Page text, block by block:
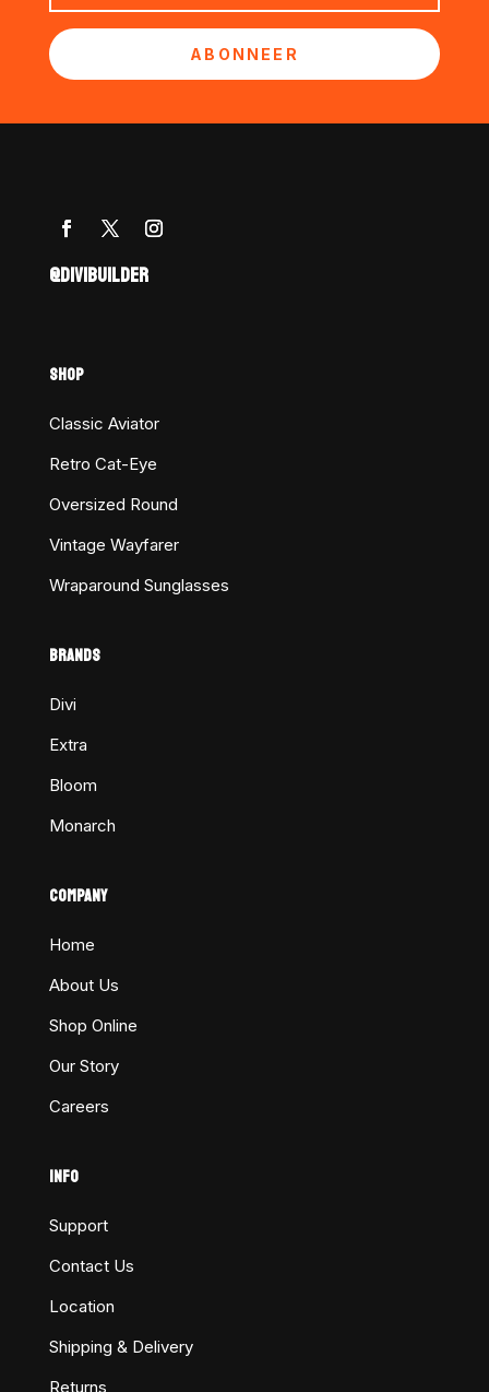
ABONNEER
@DIVIBUILDER
SHOP
Classic Aviator
Retro Cat-Eye
Oversized Round
Vintage Wayfarer
Wraparound Sunglasses
BRANDS
Divi
Extra
Bloom
Monarch
COMPANY
Home
About Us
Shop Online
Our Story
Careers
INFO
Support
Contact Us
Location
Shipping & Delivery
Returns